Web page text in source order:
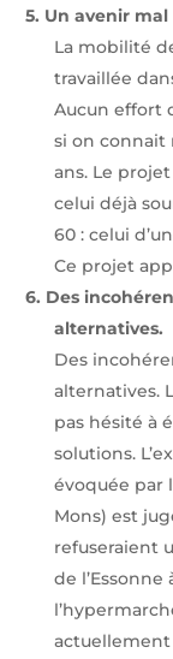
5. Un avenir
La mobilité
travaillée
Aucun effort
si on connait
ans. Le
celui déjà
60 : celui
Ce projet
6. Des
alternatives.
Des
alternatives.
pas hésité à
solutions.
évoquée par
Mons) est
refuseraient
de
actuellement